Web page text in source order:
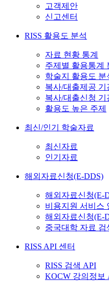
고객제안
신고센터
RISS 활용도 분석
자료 현황 통계
주제별 활용통계
학술지 활용도 분
복사/대출제공 기
복사/대출신청 기
활용도 높은 주제
최신/인기 학술자료
최신자료
인기자료
해외자료신청(E-DDS)
해외자료신청(E-
비용지원 서비스
해외자료신청(E-
중국대학 자료 검
RISS API 센터
RISS 검색 API
KOCW 강의정보